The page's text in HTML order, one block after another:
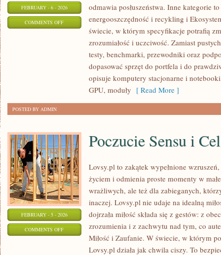
FEBRUARY - 6 - 2026
COMMENTS OFFON
GRAFICZNE
odmawia posłuszeństwa. Inne kategorie
energooszczędność i recykling i
świecie, w którym specyfikacje potrafią
zrozumiałość i uczciwość. Zamiast
testy, benchmarki, przewodniki oraz
dopasować sprzęt do portfela i do
opisuje komputery stacjonarne i
GPU, moduły [ Read More ]
POSTED BY ADMIN
FEBRUARY - 5 - 2026
COMMENTS OFFON
Poczucie Sensu i
Lovsy.pl to zakątek wypełnione
życiem i odmienia proste momenty w
wrażliwych, ale też dla zabieganych,
inaczej. Lovsy.pl nie udaje na idealną
dojrzała miłość składa się z gestów: z
zrozumienia i z zachwytu nad tym, co
Miłość i Zaufanie. W świecie, w którym
Lovsy.pl działa jak chwila ciszy. To